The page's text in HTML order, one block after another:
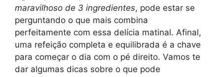
maravilhoso de 3 ingredientes, pode estar se
perguntando o que mais combina
perfeitamente com essa delícia matinal. Afinal,
uma refeição completa e equilibrada é a chave
para começar o dia com o pé direito. Vamos te
dar algumas dicas sobre o que pode